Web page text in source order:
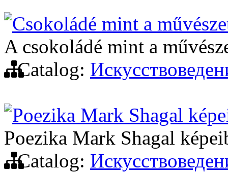
Csokoládé mint a
A csokoládé mint a
Catalog:
Poezika Mark Shagal
Poezika Mark Shagal
Catalog: